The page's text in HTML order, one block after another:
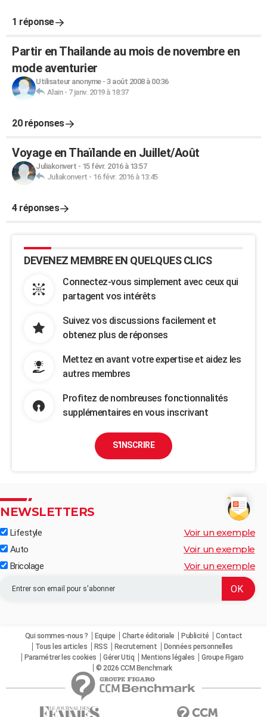
1 réponse
Partir en Thailande au mois de novembre en
mode aventurier
Utilisateur anonyme- 3 août 2008 à 00:36
Alain- 7 janv. 2019 à 18:37
20 réponses
Voyage en Thaïlande en Juillet/Août
Juliakonvert - 15 févr. 2016 à 13:57
Juliakonvert - 16 févr. 2016 à 13:45
4 réponses
DEVENEZ MEMBRE EN QUELQUES CLICS
Connectez-vous simplement avec ceux qui
partagent vos intérêts
Suivez vos discussions facilement et
obtenez plus de réponses
Mettez en avant votre expertise et aidez les
autres membres
Profitez de nombreuses fonctionnalités
supplémentaires en vous inscrivant
S'INSCRIRE
NEWSLETTERS
Lifestyle Voir un exemple
Auto Voir un exemple
Bricolage Voir un exemple
Qui sommes-nous ? Equipe Charte éditoriale Publicité
Contact
Tous les articles
RSS Recrutement
Données personnelles
Paramétrer les cookies
Gérer Utiq Mentions légales
Groupe Figaro
© 2026 CCM Benchmark